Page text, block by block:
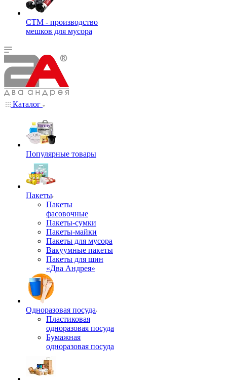
СТМ - производство
мешков для мусора
Каталог
Популярные товары
Пакеты
Пакеты
фасовочные
Пакеты-сумки
Пакеты-майки
Пакеты для мусора
Вакуумные пакеты
Пакеты для шин
«Два Андрея»
Одноразовая посуда
Пластиковая
одноразовая посуда
Бумажная
одноразовая посуда